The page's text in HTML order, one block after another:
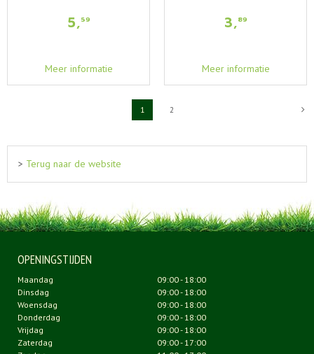
5,59
Meer informatie
3,89
Meer informatie
1 2
> Terug naar de website
OPENINGSTIJDEN
Maandag
09:00 - 18:00
Dinsdag
09:00 - 18:00
Woensdag
09:00 - 18:00
Donderdag
09:00 - 18:00
Vrijdag
09:00 - 18:00
Zaterdag
09:00 - 17:00